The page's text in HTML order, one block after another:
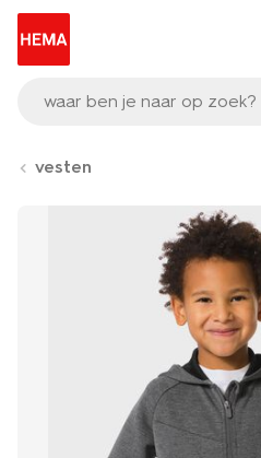
waar ben je naar op zoek?
vesten